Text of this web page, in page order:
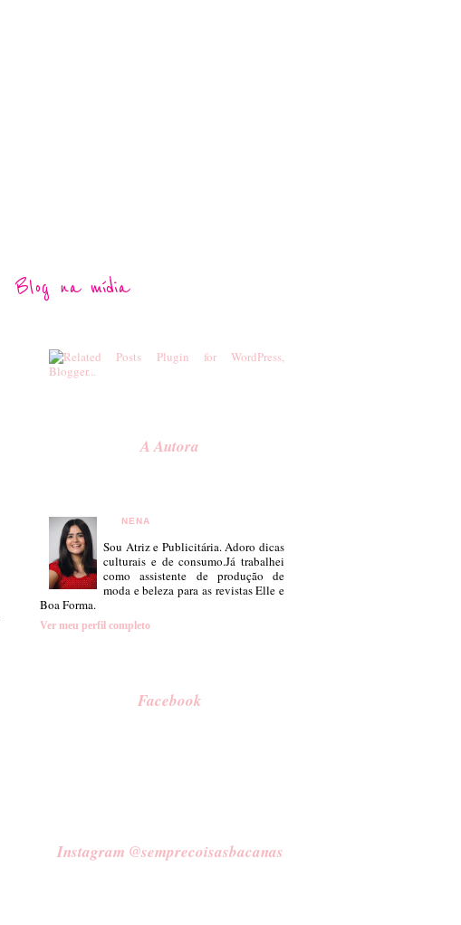
Blog na mídia
A Autora
NENA
Sou Atriz e Publicitária. Adoro dicas
culturais e de consumo.Já trabalhei
como assistente de produção de
moda e beleza para as revistas Elle e
Boa Forma.
Ver meu perfil completo
Facebook
Instagram @semprecoisasbacanas